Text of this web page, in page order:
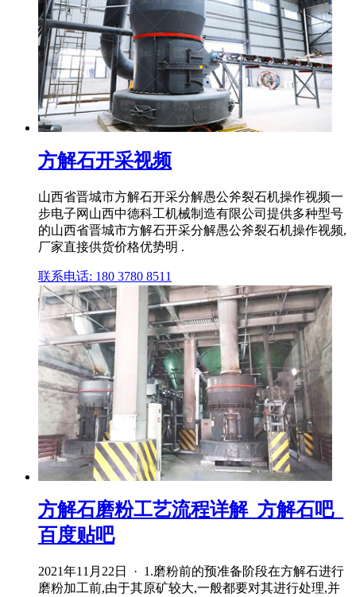
方解石开采视频
山西省晋城市方解石开采分解愚公斧裂石机操作视频一
步电子网山西中德科工机械制造有限公司提供多种型号
的山西省晋城市方解石开采分解愚公斧裂石机操作视频,
厂家直接供货价格优势明 .
联系电话: 180 3780 8511
方解石磨粉工艺流程详解_方解石吧_
百度贴吧
2021年11月22日 · 1.磨粉前的预准备阶段在方解石进行
磨粉加工前,由于其原矿较大,一般都要对其进行处理,并